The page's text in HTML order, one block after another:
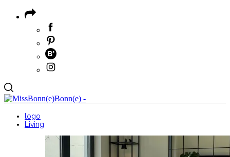
logo
Living